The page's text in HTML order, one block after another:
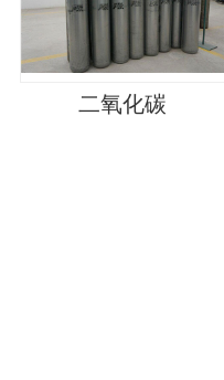
二氧化碳